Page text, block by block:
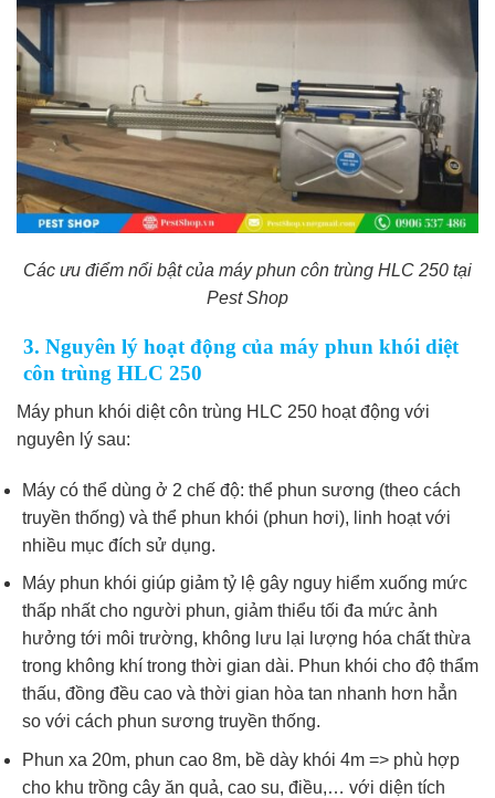
Các ưu điểm nổi bật của máy phun côn trùng HLC 250 tại
Pest Shop
3. Nguyên lý hoạt động của máy phun khói diệt
côn trùng HLC 250
Máy phun khói diệt côn trùng HLC 250 hoạt động với
nguyên lý sau:
Máy có thể dùng ở 2 chế độ: thể phun sương (theo cách
truyền thống) và thể phun khói (phun hơi), linh hoạt với
nhiều mục đích sử dụng.
Máy phun khói giúp giảm tỷ lệ gây nguy hiểm xuống mức
thấp nhất cho người phun, giảm thiểu tối đa mức ảnh
hưởng tới môi trường, không lưu lại lượng hóa chất thừa
trong không khí trong thời gian dài. Phun khói cho độ thẩm
thấu, đồng đều cao và thời gian hòa tan nhanh hơn hẳn
so với cách phun sương truyền thống.
Phun xa 20m, phun cao 8m, bề dày khói 4m => phù hợp
cho khu trồng cây ăn quả, cao su, điều,… với diện tích